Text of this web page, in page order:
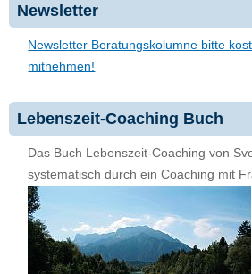
Newsletter
Newsletter Beratungskolumne bitte
mitnehmen!
Lebenszeit-Coaching Buch
Das Buch Lebenszeit-Coaching von
systematisch durch ein Coaching mit